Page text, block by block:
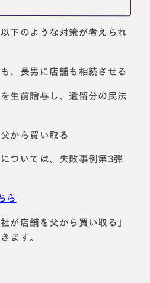
下のような対策が考えられ
、長男に店舗も相続させる
生前贈与し、遺留分の民法
から買い取る
ついては、失敗事例第3弾
ら
が店舗を父から買い取る」
ます。